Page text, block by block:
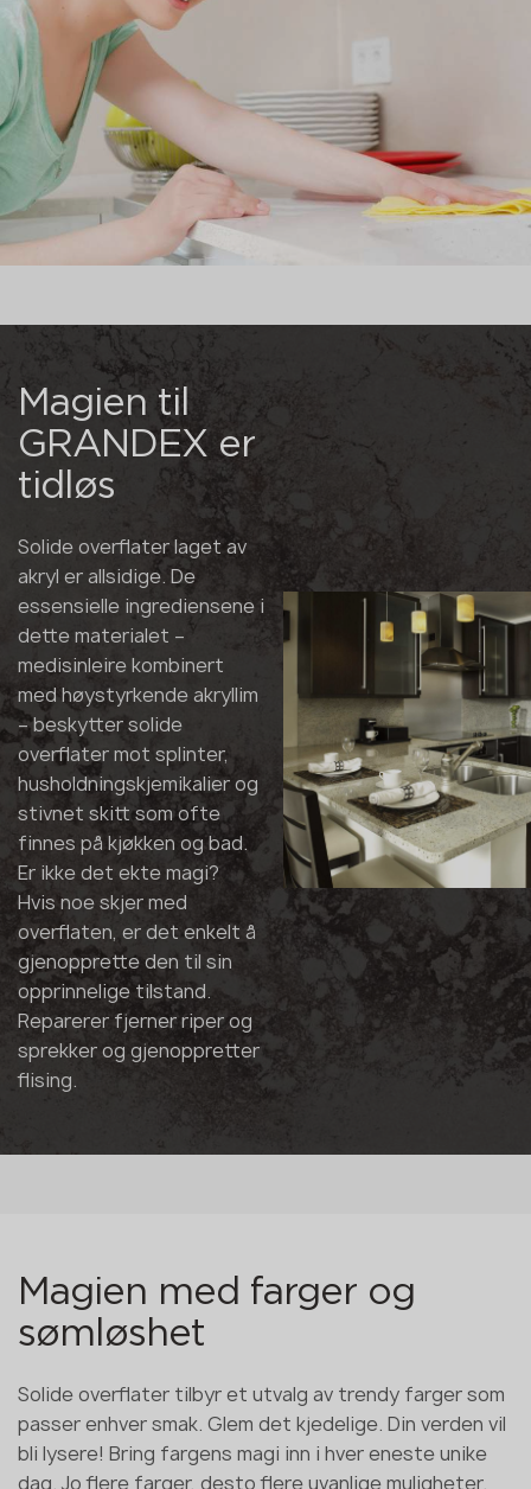
Magien til
GRANDEX er
tidløs
Solide overflater laget av
akryl er allsidige. De
essensielle ingrediensene i
dette materialet –
medisinleire kombinert
med høystyrkende akryllim
– beskytter solide
overflater mot splinter,
husholdningskjemikalier og
stivnet skitt som ofte
finnes på kjøkken og bad.
Er ikke det ekte magi?
Hvis noe skjer med
overflaten, er det enkelt å
gjenopprette den til sin
opprinnelige tilstand.
Reparerer fjerner riper og
sprekker og gjenoppretter
flising.
Magien med farger og
sømløshet
Solide overflater tilbyr et utvalg av trendy farger som
passer enhver smak. Glem det kjedelige. Din verden vil
bli lysere! Bring fargens magi inn i hver eneste unike
dag. Jo flere farger, desto flere uvanlige muligheter.